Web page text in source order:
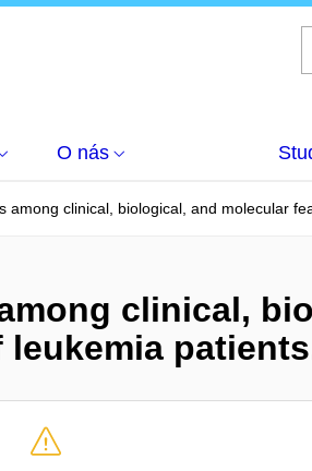
O nás
among clinical, biological, and molecular
clinical,